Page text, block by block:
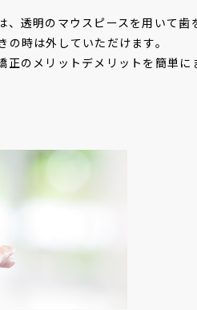
、透明のマウスピースを用いて
の時は外していただけます。
正のメリットデメリットを簡単に